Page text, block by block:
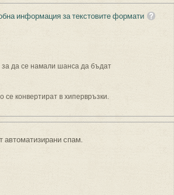
информация за текстовите формати
да се намали шанса да бъдат
конвертират в хипервръзки.
автоматизирани спам.